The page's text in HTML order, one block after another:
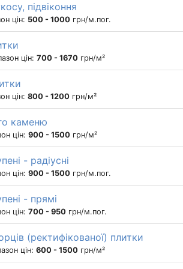
підвіконня
цін: 500 - 1000 грн/м.пог.
цін: 700 - 1670 грн/м²
цін: 800 - 1200 грн/м²
каменю
цін: 900 - 1500 грн/м²
- радіусні
цін: 900 - 1500 грн/м.пог.
- прямі
цін: 700 - 950 грн/м.пог.
(ректифікованої) плитки
цін: 600 - 1500 грн/м²